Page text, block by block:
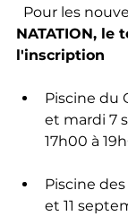
Pour les
NATATION, le
l'inscription
Piscine du
et mardi 7
17h00 à
Piscine
et 11